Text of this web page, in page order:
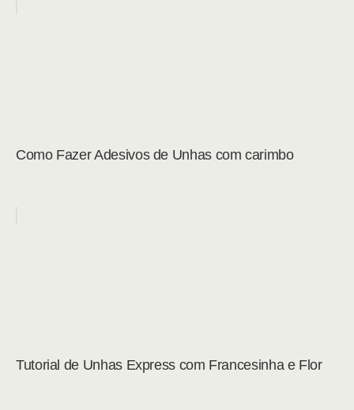
Como Fazer Adesivos de Unhas com carimbo
Tutorial de Unhas Express com Francesinha e Flor